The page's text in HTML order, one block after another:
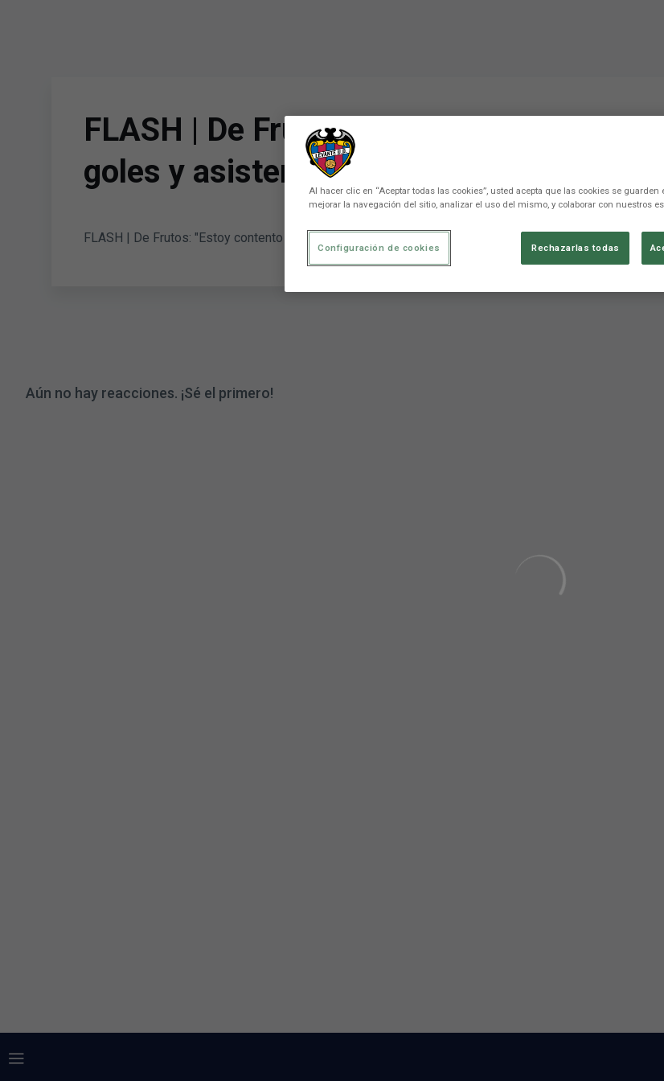
FLASH | De Frutos: "Estoy contento de
goles y asistencias"
FLASH | De Frutos: "Estoy contento de poder aportar al equipo goles y asistencias"
Aún no hay reacciones. ¡Sé el primero!
Al hacer clic en “Aceptar todas las cookies”, usted acepta que las cookies se guarden
mejorar la navegación del sitio, analizar el uso del mismo, y colaborar con nuestros
Rechazarlas todas
Configuración de cookies